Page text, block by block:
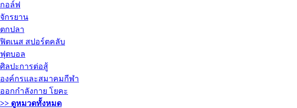
กอล์ฟ
จักรยาน
ตกปลา
ฟิตเนส สปอร์ตคลับ
ฟุตบอล
ศิลปะการต่อสู้
องค์กรและสมาคมกีฬา
ออกกำลังกาย โยคะ
>> ดูหมวดทั้งหมด